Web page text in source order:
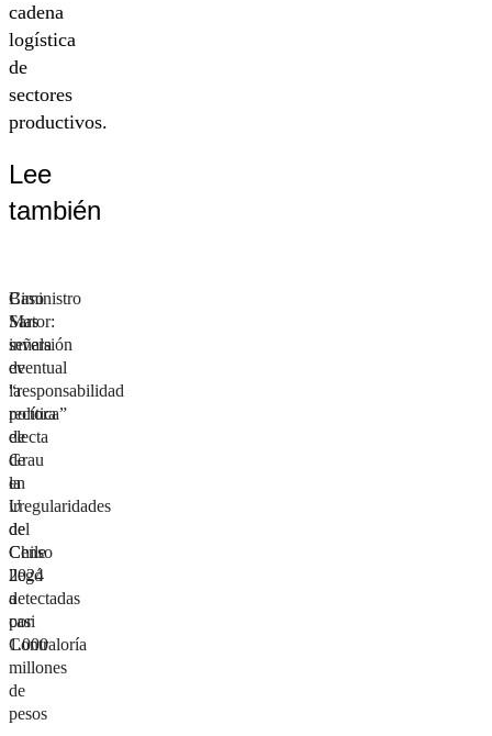
cadena
logística
de
sectores
productivos.
Lee
también
Biministro
Mas
señala
eventual
“responsabilidad
política”
de
Grau
en
irregularidades
del
Censo
2024
detectadas
por
Contraloría
Caso
Sartor:
inversión
de
la
rectora
electa
de
la
U
de
Chile
llegó
a
casi
1.000
millones
de
pesos